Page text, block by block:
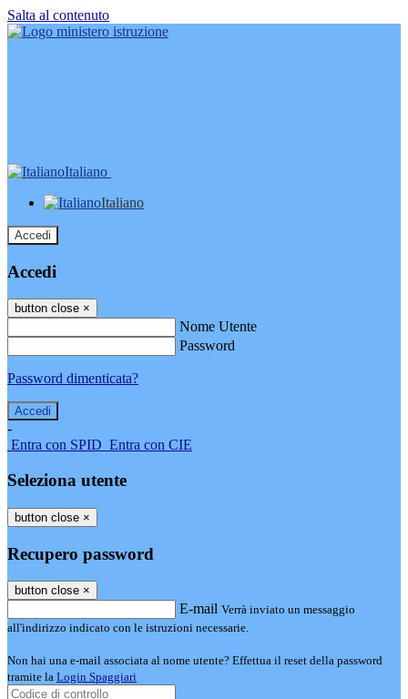
Salta al contenuto
Italiano
Italiano
Accedi
Accedi
button close ×
Nome Utente
Password
Password dimenticata?
-
Entra con SPID Entra con CIE
Seleziona utente
button close ×
Recupero password
button close ×
E-mail Verrà inviato un messaggio
all'indirizzo indicato con le istruzioni necessarie.
Non hai una e-mail associata al nome utente? Effettua il reset della password
tramite la Login Spaggiari